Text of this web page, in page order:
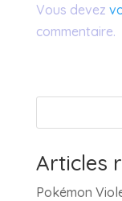
Vous devez
commentaire.
Articles
Pokémon